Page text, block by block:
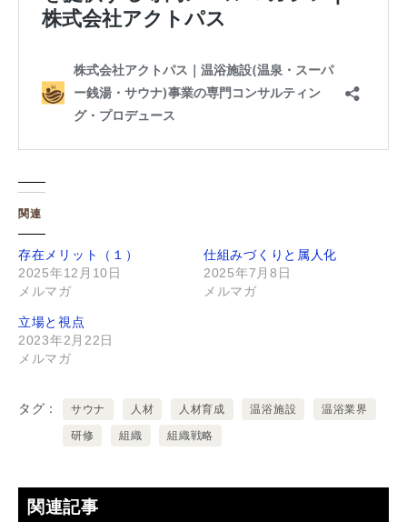
関連
存在メリット（１）
2025年12月10日
メルマガ
仕組みづくりと属人化
2025年7月8日
メルマガ
立場と視点
2023年2月22日
メルマガ
タグ サウナ 人材 人材育成 温浴施設 温浴業界
研修 組織 組織戦略
関連記事